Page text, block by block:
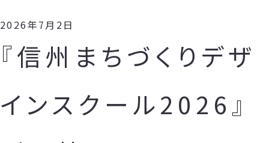
2026年7月2日
『信州まちづくりデザ
インスクール2026』